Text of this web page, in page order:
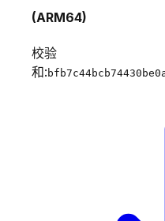
(ARM64)
校验
和: